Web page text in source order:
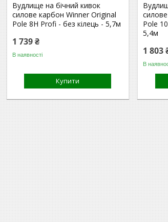
Вудлище на бічний кивок
силове карбон Winner Original
Pole 8H Profi - без кілець - 5,7м
1 739 ₴
В наявності
Купити
Pole
5,4м
1 803
В